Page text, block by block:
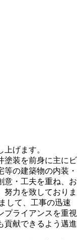
げます。
塗装を前身に主にビ
の建築物の内装・
意・工夫を重ね、お
努力を致しておりま
して、工事の迅速
プライアンスを重視
貢献できるよう邁進